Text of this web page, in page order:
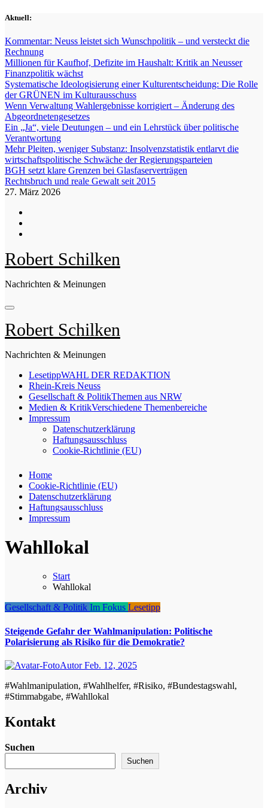
Zum
springen
Aktuell:
Kommentar: Neuss leistet sich Wunschpolitik – und versteckt die
Rechnung
Millionen für Kaufhof, Defizite im Haushalt: Kritik an Neusser
Finanzpolitik wächst
Systematische Ideologisierung einer Kulturentscheidung: Die Rolle
der GRÜNEN im Kulturausschuss
Wenn Verwaltung Wahlergebnisse korrigiert – Änderung des
Abgeordnetengesetzes
Ein „Ja“, viele Deutungen – und ein Lehrstück über politische
Verantwortung
Mehr Pleiten, weniger Substanz: Insolvenzstatistik entlarvt die
wirtschaftspolitische Schwäche der Regierungsparteien
BGH setzt klare Grenzen bei Glasfaserverträgen
Rechtsbruch und reale Gewalt seit 2015
27. März 2026
Robert Schilken
Nachrichten & Meinungen
Robert Schilken
Nachrichten & Meinungen
LesetippWAHL DER REDAKTION
Rhein-Kreis Neuss
Gesellschaft & PolitikThemen aus NRW
Medien & KritikVerschiedene Themenbereiche
Impressum
Datenschutzerklärung
Haftungsausschluss
Cookie-Richtlinie (EU)
Home
Cookie-Richtlinie (EU)
Datenschutzerklärung
Haftungsausschluss
Impressum
Wahllokal
Start
Wahllokal
Gesellschaft & Politik Im Fokus Lesetipp
Steigende Gefahr der Wahlmanipulation: Politische
Polarisierung als Risiko für die Demokratie?
AutorFeb. 12, 2025
#Wahlmanipulation, #Wahlhelfer, #Risiko, #Bundestagswahl,
#Stimmabgabe, #Wahllokal
Kontakt
Suchen
Suchen
Archiv